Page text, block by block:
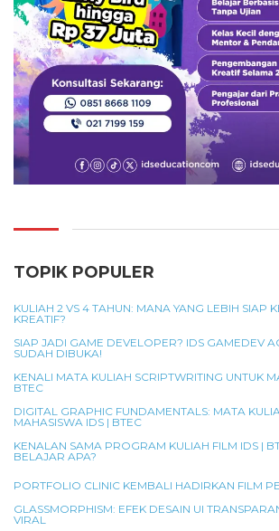
TOPIK POPULER
KULIAH 2 VS 4 TAHUN: MANA YANG LEBIH SIAP
KREATIF?
SIAP JADI GAME DEVELOPER? IDS GAMEDEV
SUDAH DIBUKA!
KENALI MATA KULIAH SCRIPTWRITING UNTUK
BTEC
DIGITAL GRAPHIC FUNDAMENTALS: MATA
MAHASISWA IDS | BTEC
KENALAN SAMA PROGRAM KULIAH FILM IDS |
BELAJAR APA?
PORTFOLIO CLINIC KEMBALI HADIRKAN FILM
GLASSMORPHISM: EFEK DESAIN UI
VIRAL